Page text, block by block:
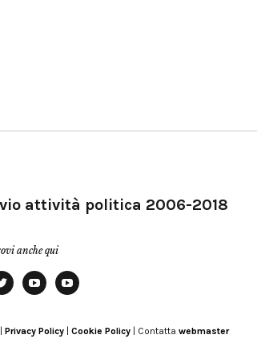
attività politica 2006-2018
anche qui
Modena
Privacy Policy Cookie Policy | Contatta webmaster